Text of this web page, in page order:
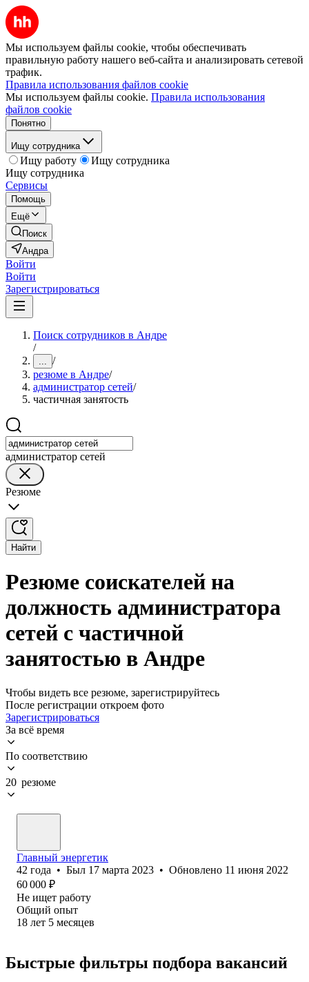
Мы используем файлы cookie, чтобы обеспечивать
правильную работу нашего веб-сайта и анализировать сетевой
трафик.
Правила использования файлов cookie
Мы используем файлы cookie. Правила использования
файлов cookie
Понятно
Ищу сотрудника
Ищу работу
Ищу сотрудника
Ищу сотрудника
Сервисы
Помощь
Ещё
Поиск
Андра
Войти
Войти
Зарегистрироваться
Поиск сотрудников в Андре
/
... /
резюме в Андре/
администратор сетей/
частичная занятость
администратор сетей
Резюме
Найти
Резюме соискателей на
должность администратора
сетей с частичной
занятостью в Андре
Чтобы видеть все резюме, зарегистрируйтесь
После регистрации откроем фото
Зарегистрироваться
За всё время
По соответствию
20 резюме
Главный энергетик
42 года • Был 17 марта 2023 • Обновлено 11 июня 2022
60 000 ₽
Не ищет работу
Общий опыт
18 лет 5 месяцев
Быстрые фильтры подбора вакансий